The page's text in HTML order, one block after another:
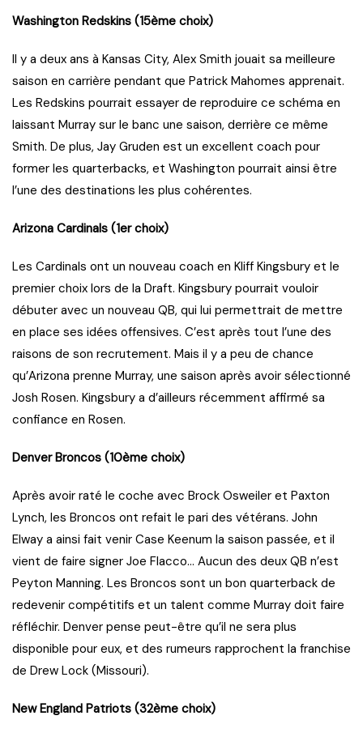
Washington Redskins (15ème choix)
Il y a deux ans à Kansas City, Alex Smith jouait sa meilleure
saison en carrière pendant que Patrick Mahomes apprenait.
Les Redskins pourrait essayer de reproduire ce schéma en
laissant Murray sur le banc une saison, derrière ce même
Smith. De plus, Jay Gruden est un excellent coach pour
former les quarterbacks, et Washington pourrait ainsi être
l’une des destinations les plus cohérentes.
Arizona Cardinals (1er choix)
Les Cardinals ont un nouveau coach en Kliff Kingsbury et le
premier choix lors de la Draft. Kingsbury pourrait vouloir
débuter avec un nouveau QB, qui lui permettrait de mettre
en place ses idées offensives. C’est après tout l’une des
raisons de son recrutement. Mais il y a peu de chance
qu’Arizona prenne Murray, une saison après avoir sélectionné
Josh Rosen. Kingsbury a d’ailleurs récemment affirmé sa
confiance en Rosen.
Denver Broncos (10ème choix)
Après avoir raté le coche avec Brock Osweiler et Paxton
Lynch, les Broncos ont refait le pari des vétérans. John
Elway a ainsi fait venir Case Keenum la saison passée, et il
vient de faire signer Joe Flacco… Aucun des deux QB n’est
Peyton Manning. Les Broncos sont un bon quarterback de
redevenir compétitifs et un talent comme Murray doit faire
réfléchir. Denver pense peut-être qu’il ne sera plus
disponible pour eux, et des rumeurs rapprochent la franchise
de Drew Lock (Missouri).
New England Patriots (32ème choix)